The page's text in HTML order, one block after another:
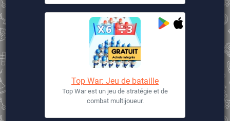
Top War: Jeu de bataille
Top War est un jeu de stratégie et de
combat multijoueur.